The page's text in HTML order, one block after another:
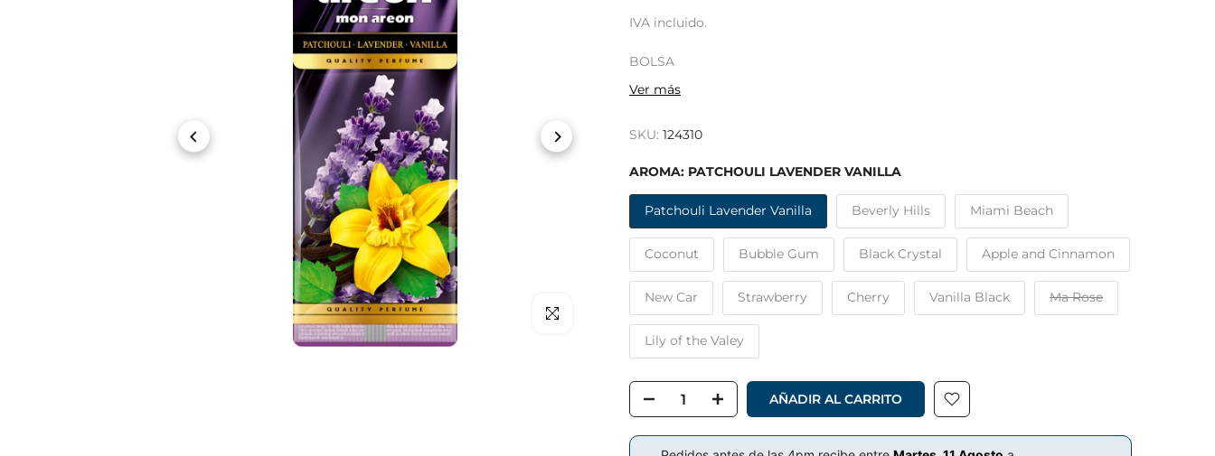
Clic para hacer zoom
IVA incluido.
BOLSA
Ver más
SKU: 124310
AROMA: PATCHOULI LAVENDER VANILLA
Patchouli Lavender Vanilla Beverly Hills Miami Beach
Coconut Bubble Gum Black Crystal Apple and Cinnamon
New Car Strawberry Cherry Vanilla Black Ma Rose
Lily of the Valey
AÑADIR AL CARRITO